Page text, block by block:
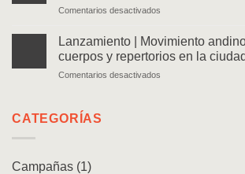
de
un
Comentarios desactivados
Historias
de
Lanzamiento | Movimiento
cuerpos y repertorios en la ciudad
Comentarios desactivados
CATEGORÍAS
Campañas (1)